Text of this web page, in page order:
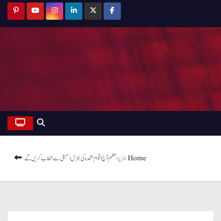
Homeوزیر اعظم آج اقوام متحدہ کی جنرل اسمبلی سے خطاب کریں گے